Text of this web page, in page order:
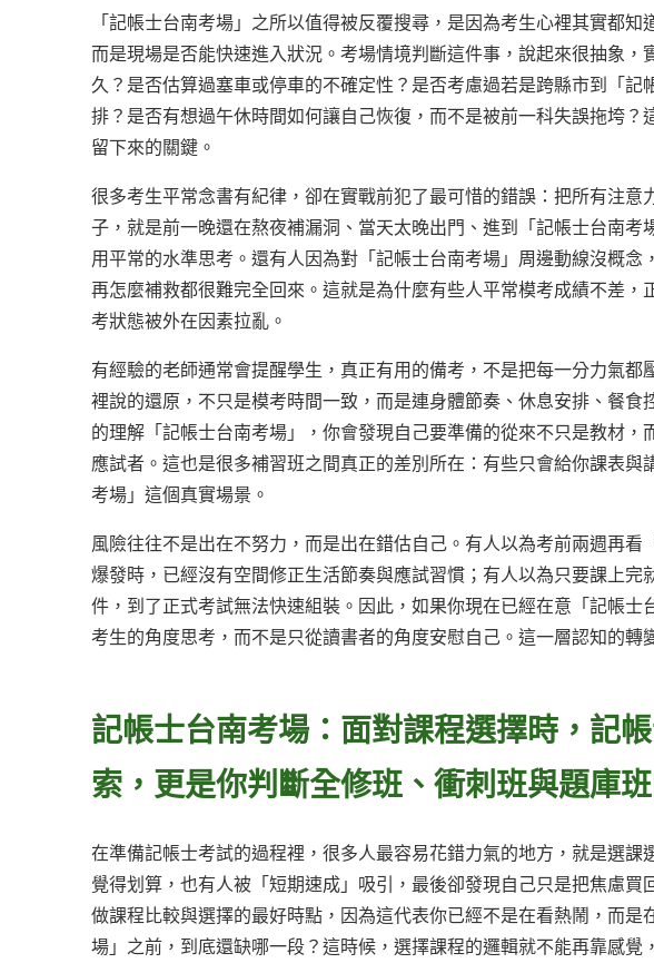
「記帳士台南考場」之所以值得被反覆搜尋，是因為考生心裡其實都
而是現場是否能快速進入狀況。考場情境判斷這件事，說起來很抽象
久？是否估算過塞車或停車的不確定性？是否考慮過若是跨縣市到「
排？是否有想過午休時間如何讓自己恢復，而不是被前一科失誤拖垮
留下來的關鍵。
很多考生平常念書有紀律，卻在實戰前犯了最可惜的錯誤：把所有注
子，就是前一晚還在熬夜補漏洞、當天太晚出門、進到「記帳士台南
用平常的水準思考。還有人因為對「記帳士台南考場」周邊動線沒概
再怎麼補救都很難完全回來。這就是為什麼有些人平常模考成績不差
考狀態被外在因素拉亂。
有經驗的老師通常會提醒學生，真正有用的備考，不是把每一分力氣
裡說的還原，不只是模考時間一致，而是連身體節奏、休息安排、餐
的理解「記帳士台南考場」，你會發現自己要準備的從來不只是教材
應試者。這也是很多補習班之間真正的差別所在：有些只會給你課表
考場」這個真實場景。
風險往往不是出在不努力，而是出在錯估自己。有人以為考前兩週再
爆發時，已經沒有空間修正生活節奏與應試習慣；有人以為只要課上
件，到了正式考試無法快速組裝。因此，如果你現在已經在意「記帳
考生的角度思考，而不是只從讀書者的角度安慰自己。這一層認知的轉
記帳士台南考場：面對課程選擇時，記
索，更是你判斷全修班、衝刺班與題庫
在準備記帳士考試的過程裡，很多人最容易花錯力氣的地方，就是選
覺得划算，也有人被「短期速成」吸引，最後卻發現自己只是把焦慮
做課程比較與選擇的最好時點，因為這代表你已經不是在看熱鬧，而
場」之前，到底還缺哪一段？這時候，選擇課程的邏輯就不能再靠感覺